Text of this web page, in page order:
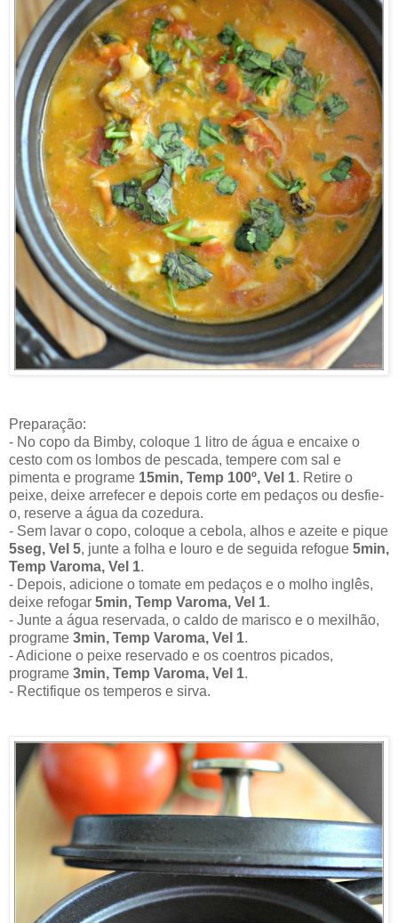
Preparação:
- No copo da Bimby, coloque 1 litro de água e encaixe o
cesto com os lombos de pescada, tempere com sal e
pimenta e programe 15min, Temp 100º, Vel 1. Retire o
peixe, deixe arrefecer e depois corte em pedaços ou desfie-
o, reserve a água da cozedura.
- Sem lavar o copo, coloque a cebola, alhos e azeite e pique
5seg, Vel 5, junte a folha e louro e de seguida refogue 5min,
Temp Varoma, Vel 1.
- Depois, adicione o tomate em pedaços e o molho inglês,
deixe refogar 5min, Temp Varoma, Vel 1.
- Junte a água reservada, o caldo de marisco e o mexilhão,
programe 3min, Temp Varoma, Vel 1.
- Adicione o peixe reservado e os coentros picados,
programe 3min, Temp Varoma, Vel 1.
- Rectifique os temperos e sirva.